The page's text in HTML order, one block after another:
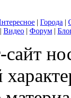
| Города |
| Видео | Форум |